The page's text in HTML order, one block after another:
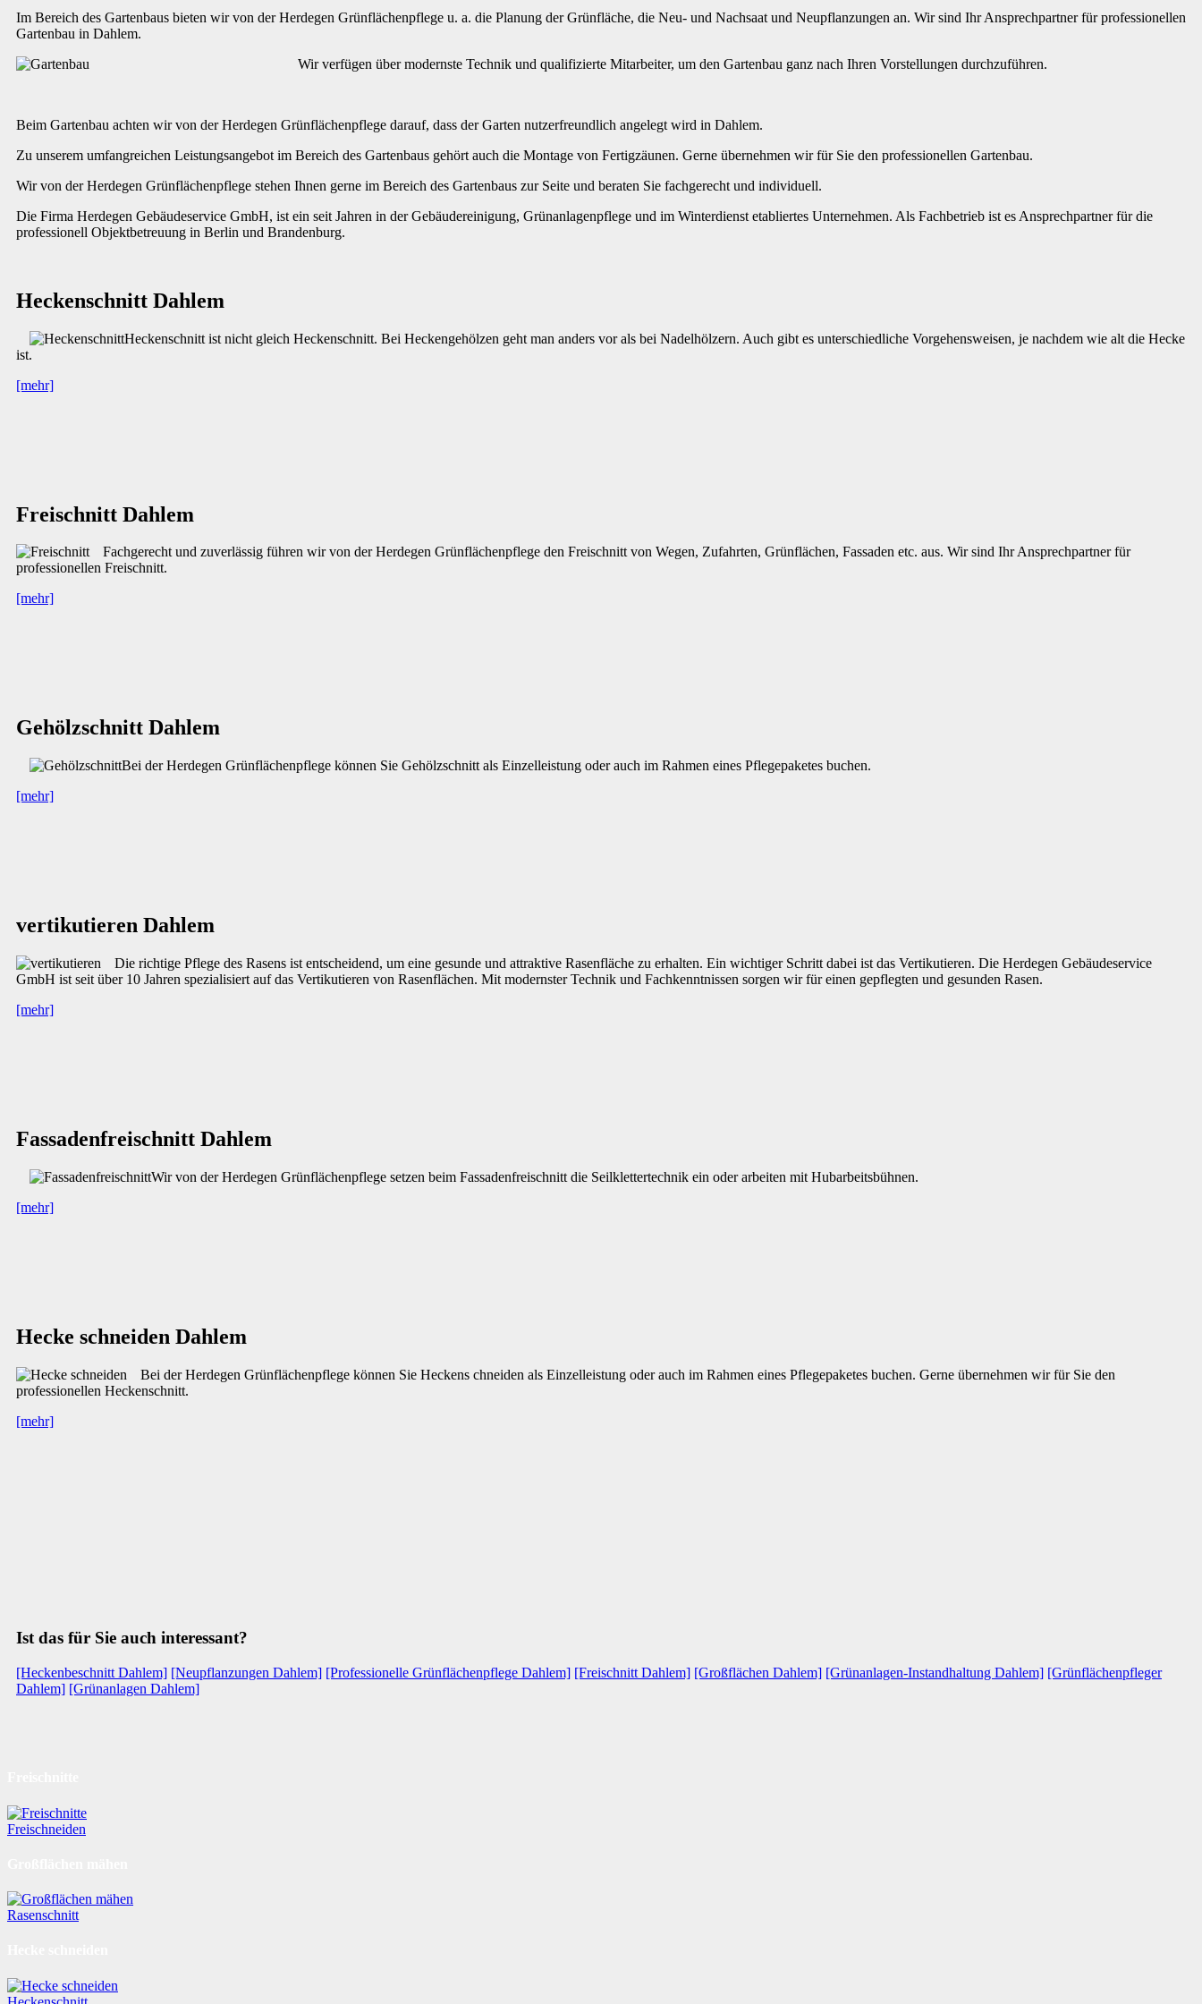
Im Bereich des Gartenbaus bieten wir von der Herdegen Grünflächenpflege u. a. die Planung der Grünfläche, die Neu- und Nachsaat und Neupflanzungen an. Wir sind Ihr Ansprechpartner für professionellen
Gartenbau in Dahlem.
Wir verfügen über modernste Technik und qualifizierte Mitarbeiter, um den Gartenbau ganz nach Ihren Vorstellungen durchzuführen.
Beim Gartenbau achten wir von der Herdegen Grünflächenpflege darauf, dass der Garten nutzerfreundlich angelegt wird in Dahlem.
Zu unserem umfangreichen Leistungsangebot im Bereich des Gartenbaus gehört auch die Montage von Fertigzäunen. Gerne übernehmen wir für Sie den professionellen Gartenbau.
Wir von der Herdegen Grünflächenpflege stehen Ihnen gerne im Bereich des Gartenbaus zur Seite und beraten Sie fachgerecht und individuell.
Die Firma Herdegen Gebäudeservice GmbH, ist ein seit Jahren in der Gebäudereinigung, Grünanlagenpflege und im Winterdienst etabliertes Unternehmen. Als Fachbetrieb ist es Ansprechpartner für die
professionell Objektbetreuung in Berlin und Brandenburg.
Heckenschnitt Dahlem
Heckenschnitt ist nicht gleich Heckenschnitt. Bei Heckengehölzen geht man anders vor als bei Nadelhölzern. Auch gibt es unterschiedliche Vorgehensweisen, je nachdem wie alt die Hecke
ist.
[mehr]
Freischnitt Dahlem
Fachgerecht und zuverlässig führen wir von der Herdegen Grünflächenpflege den Freischnitt von Wegen, Zufahrten, Grünflächen, Fassaden etc. aus. Wir sind Ihr Ansprechpartner für
professionellen Freischnitt.
[mehr]
Gehölzschnitt Dahlem
Bei der Herdegen Grünflächenpflege können Sie Gehölzschnitt als Einzelleistung oder auch im Rahmen eines Pflegepaketes buchen.
[mehr]
vertikutieren Dahlem
Die richtige Pflege des Rasens ist entscheidend, um eine gesunde und attraktive Rasenfläche zu erhalten. Ein wichtiger Schritt dabei ist das Vertikutieren. Die Herdegen Gebäudeservice
GmbH ist seit über 10 Jahren spezialisiert auf das Vertikutieren von Rasenflächen. Mit modernster Technik und Fachkenntnissen sorgen wir für einen gepflegten und gesunden Rasen.
[mehr]
Fassadenfreischnitt Dahlem
Wir von der Herdegen Grünflächenpflege setzen beim Fassadenfreischnitt die Seilklettertechnik ein oder arbeiten mit Hubarbeitsbühnen.
[mehr]
Hecke schneiden Dahlem
Bei der Herdegen Grünflächenpflege können Sie Heckens chneiden als Einzelleistung oder auch im Rahmen eines Pflegepaketes buchen. Gerne übernehmen wir für Sie den
professionellen Heckenschnitt.
[mehr]
Ist das für Sie auch interessant?
[Heckenbeschnitt Dahlem] [Neupflanzungen Dahlem] [Professionelle Grünflächenpflege Dahlem] [Freischnitt Dahlem] [Großflächen Dahlem] [Grünanlagen-Instandhaltung Dahlem] [Grünflächenpfleger
Dahlem] [Grünanlagen Dahlem]
Freischneiden
Rasenschnitt